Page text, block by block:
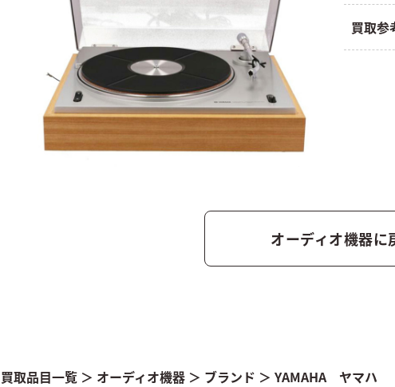
買取参
オーディオ機器に
買取品目一覧 ＞ オーディオ機器 ＞ ブランド ＞ YAMAHA ヤマハ